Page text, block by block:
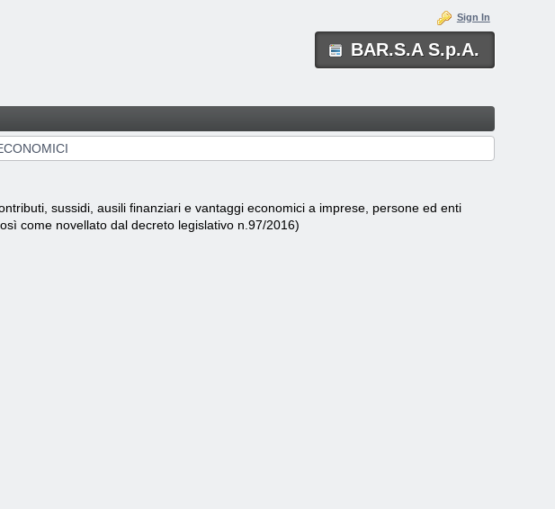
BAR.S.A S.p.A.
Sign In
sussidi, ausili finanziari e vantaggi economici a imprese, persone ed enti
come novellato dal decreto legislativo n.97/2016)